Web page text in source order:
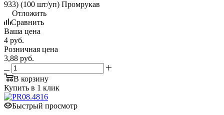
933) (100 шт/уп) Промрукав
Отложить
Сравнить
Ваша цена
4 руб.
Розничная цена
3,88 руб.
В корзину
Купить в 1 клик
Быстрый просмотр